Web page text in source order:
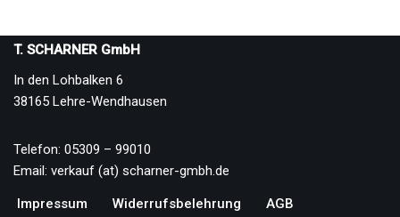
T. SCHARNER GmbH
In den Lohbalken 6
38165 Lehre-Wendhausen
Telefon: 05309 – 99010
Email: verkauf (at) scharner-gmbh.de
Impressum Widerrufsbelehrung
AGB